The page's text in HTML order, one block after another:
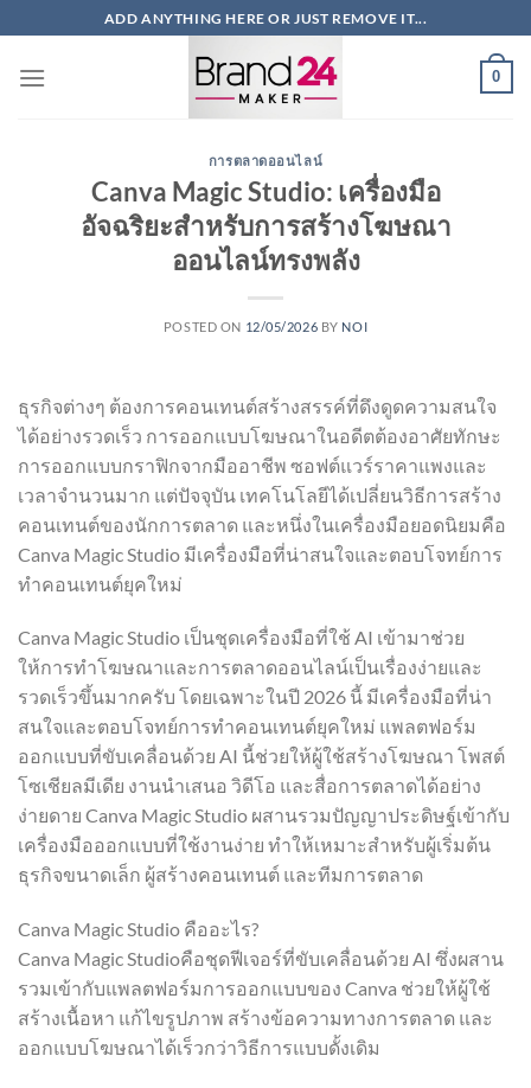
ไป
ADD ANYTHING HERE OR JUST REMOVE IT...
0
การตลาดออนไลน์
Canva Magic Studio: เครื่องมือ
อัจฉริยะสำหรับการสร้างโฆษณา
ออนไลน์ทรงพลัง
POSTED ON 12/05/2026 BY NOI
ธุรกิจต่างๆ ต้องการคอนเทนต์สร้างสรรค์ที่ดึงดูดความสนใจ
ได้อย่างรวดเร็ว การออกแบบโฆษณาในอดีตต้องอาศัยทักษะ
การออกแบบกราฟิกจากมืออาชีพ ซอฟต์แวร์ราคาแพงและ
เวลาจำนวนมาก แต่ปัจจุบัน เทคโนโลยีได้เปลี่ยนวิธีการสร้าง
คอนเทนต์ของนักการตลาด และหนึ่งในเครื่องมือยอดนิยมคือ
Canva Magic Studio มีเครื่องมือที่น่าสนใจและตอบโจทย์การ
ทำคอนเทนต์ยุคใหม่
Canva Magic Studio เป็นชุดเครื่องมือที่ใช้ AI เข้ามาช่วย
ให้การทำโฆษณาและการตลาดออนไลน์เป็นเรื่องง่ายและ
รวดเร็วขึ้นมากครับ โดยเฉพาะในปี 2026 นี้ มีเครื่องมือที่น่า
สนใจและตอบโจทย์การทำคอนเทนต์ยุคใหม่ แพลตฟอร์ม
ออกแบบที่ขับเคลื่อนด้วย AI นี้ช่วยให้ผู้ใช้สร้างโฆษณา โพสต์
โซเชียลมีเดีย งานนำเสนอ วิดีโอ และสื่อการตลาดได้อย่าง
ง่ายดาย Canva Magic Studio ผสานรวมปัญญาประดิษฐ์เข้ากับ
เครื่องมือออกแบบที่ใช้งานง่าย ทำให้เหมาะสำหรับผู้เริ่มต้น
ธุรกิจขนาดเล็ก ผู้สร้างคอนเทนต์ และทีมการตลาด
Canva Magic Studio คืออะไร?
Canva Magic Studioคือชุดฟีเจอร์ที่ขับเคลื่อนด้วย AI ซึ่งผสาน
รวมเข้ากับแพลตฟอร์มการออกแบบของ Canva ช่วยให้ผู้ใช้
สร้างเนื้อหา แก้ไขรูปภาพ สร้างข้อความทางการตลาด และ
ออกแบบโฆษณาได้เร็วกว่าวิธีการแบบดั้งเดิม